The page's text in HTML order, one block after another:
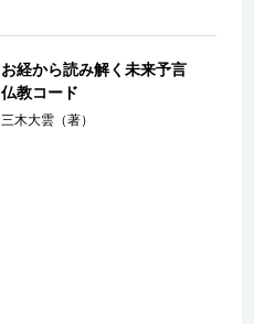
お経から読み解く未来予言
仏教コード
三木大雲（著）